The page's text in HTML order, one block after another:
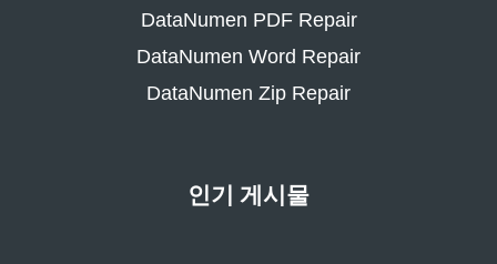
DataNumen PDF Repair
DataNumen Word Repair
DataNumen Zip Repair
인기 게시물